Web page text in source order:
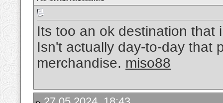
Its too an ok destination that
Isn't actually day-to-day that
merchandise. miso88